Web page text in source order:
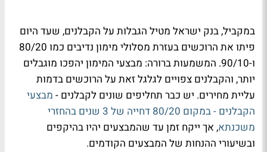
במקביל, בנק ישראל מטיל הגבלות על הקבלנים, שעד היום
פיתו את הרוכשים בעזרת מסלולי מימון נדיבים כמו 80/20
ו-90/10. המשמעות ברורה: מבצעי המימון יהפכו מוגבלים
יותר, והקבלנים צפויים לגלגל זאת על הרוכשים בדמות
עליית מחירים. יש כבר תחליפים שונים לקבלנים - מבצעי
הקבלנים - במקום 80/20 דחייה של 3 שנים
בהחזרי
משכנתא, אך ייקח זמן עד שהמבצעים יהיו בהיקפים
ובשיעורי ההנחות של המבצעים הקודמים.